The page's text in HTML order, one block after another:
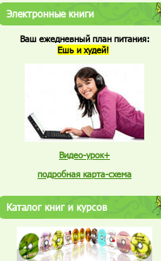
Электронные книги
Ваш ежедневный план питания:
Ешь и худей!
Видео-урок+
подробная карта-схема
Каталог книг и курсов